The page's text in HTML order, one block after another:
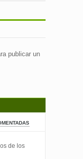
publicar un
de los